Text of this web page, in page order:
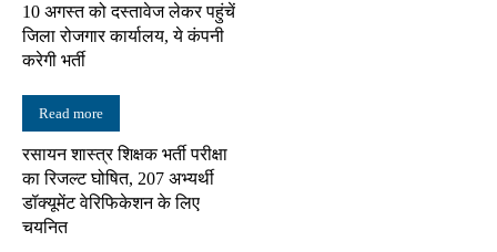
10 अगस्त को दस्तावेज लेकर पहुंचें
जिला रोजगार कार्यालय, ये कंपनी
करेगी भर्ती
Read more
रसायन शास्त्र शिक्षक भर्ती परीक्षा
का रिजल्ट घोषित, 207 अभ्यर्थी
डॉक्यूमेंट वेरिफिकेशन के लिए
चयनित